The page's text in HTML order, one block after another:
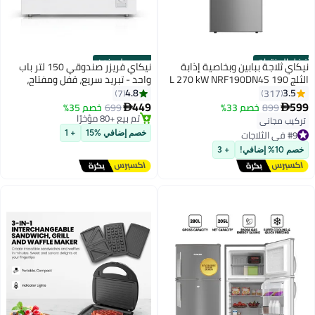
أفضل المنتجات
نيكاي ثلاجة ببابين وبخاصية إذابة
الثلج 190 L 270 kW NRF190DN4S
فضي
3.5
317
599
899 خصم 33%
تركيب مجاني
#9 في الثلاجات
#9 في الثلاجات
خصم 10% إضافي! + 3
حصري على نون نيكاي فريزر صندوقي 150 لتر باب
واحد - تبريد سريع، قفل ومفتاح،
مبرد خالٍ من CFC R600a، كفاءة
في استهلاك الطاقة، تشغيل صامت،
ضاغط مخصص للمناخ الاستوائي مع
لمدة 2 سنوات
4.8
7
449
699 خصم 35%
تم بيع +80 مؤخرًا
تم بيع +80 مؤخرًا
خصم إضافي %15 + 1